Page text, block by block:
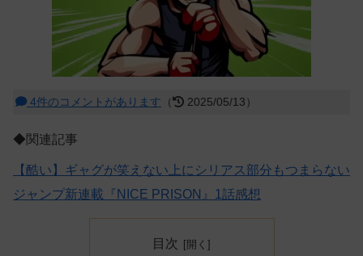
4件のコメントがあります （ 2025/05/13）
◆関連記事
【酷い】ギャグが笑えない上にシリアス部分もつまらない
ジャンプ新連載『NICE PRISON』1話感想
目次